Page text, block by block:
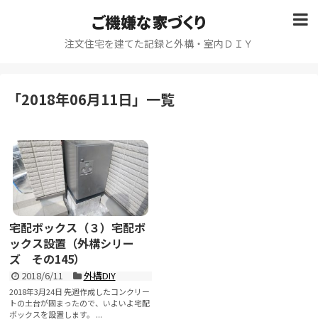
ご機嫌な家づくり
注文住宅を建てた記録と外構・室内ＤＩＹ
「2018年06月11日」 一覧
宅配ボックス（３）宅配ボ
ックス設置（外構シリー
ズ その145）
2018/6/11 外構DIY
2018年3月24日 先週作成したコンクリー
トの土台が固まったので、いよいよ宅配
ボックスを設置します。 ...